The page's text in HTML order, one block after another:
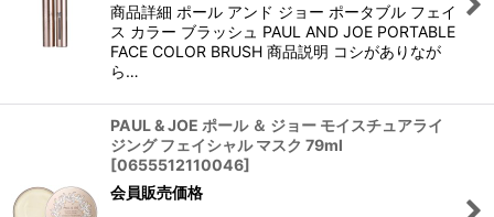
商品詳細 ポール アンド ジョー ポータブル フェイ
ス カラー ブラッシュ PAUL AND JOE PORTABLE
FACE COLOR BRUSH 商品説明 コシがありなが
ら…
PAUL & JOE ポール ＆ ジョー モイスチュアライ
ジング フェイシャル マスク 79ml
[0655512110046]
会員販売価格